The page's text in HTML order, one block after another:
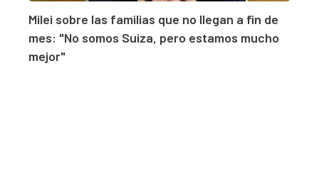
Milei sobre las familias que no llegan a fin de
mes: "No somos Suiza, pero estamos mucho
mejor"